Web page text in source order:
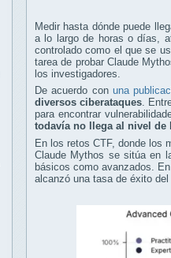
Medir hasta dónde puede
a lo largo de horas o días,
controlado como el que se
tarea de probar Claude
los investigadores.
De acuerdo con una
diversos ciberataques.
para encontrar
todavía no llega al nivel de
En los retos CTF, donde los
Claude Mythos se sitúa en
básicos como avanzados.
alcanzó una tasa de éxito del